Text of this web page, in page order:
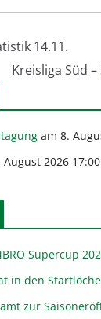
14.11.
Kreisliga Süd
am 8.
August 2026 17:00
Supercup
in den
zur